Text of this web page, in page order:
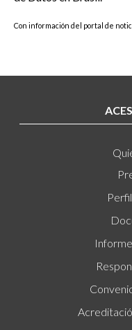
Con información del portal de